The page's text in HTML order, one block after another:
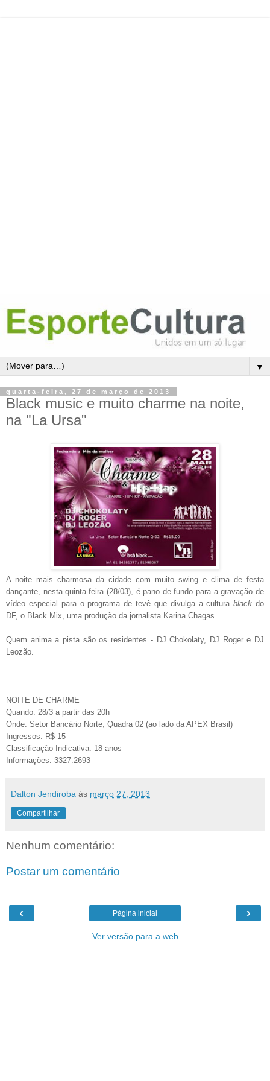
▼
quarta-feira, 27 de março de 2013
Black music e muito charme na noite,
na "La Ursa"
A noite mais charmosa da cidade com muito swing e clima de festa
dançante, nesta quinta-feira (28/03), é pano de fundo para a gravação de
vídeo especial para o programa de tevê que divulga a culturablack do
DF, o Black Mix, uma produção da jornalista Karina Chagas.
Quem anima a pista são os residentes - DJ Chokolaty, DJ Roger e DJ
Leozão.
NOITE DE CHARME
Quando: 28/3 a partir das 20h
Onde: Setor Bancário Norte, Quadra 02 (ao lado da APEX Brasil)
Ingressos: R$ 15
Classificação Indicativa: 18 anos
Informações: 3327.2693
Dalton Jendiroba às março 27, 2013
Compartilhar
Nenhum comentário:
Postar um comentário
‹ ›
Página inicial
Ver versão para a web